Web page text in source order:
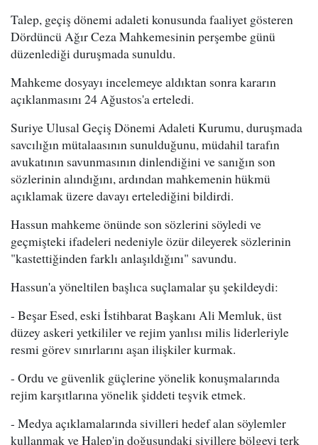
Talep, geçiş dönemi adaleti konusunda faaliyet gösteren
Dördüncü Ağır Ceza Mahkemesinin perşembe günü
düzenlediği duruşmada sunuldu.
Mahkeme dosyayı incelemeye aldıktan sonra kararın
açıklanmasını 24 Ağustos'a erteledi.
Suriye Ulusal Geçiş Dönemi Adaleti Kurumu, duruşmada
savcılığın mütalaasının sunulduğunu, müdahil tarafın
avukatının savunmasının dinlendiğini ve sanığın son
sözlerinin alındığını, ardından mahkemenin hükmü
açıklamak üzere davayı ertelediğini bildirdi.
Hassun mahkeme önünde son sözlerini söyledi ve
geçmişteki ifadeleri nedeniyle özür dileyerek sözlerinin
"kastettiğinden farklı anlaşıldığını" savundu.
Hassun'a yöneltilen başlıca suçlamalar şu şekildeydi:
- Beşar Esed, eski İstihbarat Başkanı Ali Memluk, üst
düzey askeri yetkililer ve rejim yanlısı milis liderleriyle
resmi görev sınırlarını aşan ilişkiler kurmak.
- Ordu ve güvenlik güçlerine yönelik konuşmalarında
rejim karşıtlarına yönelik şiddeti teşvik etmek.
- Medya açıklamalarında sivilleri hedef alan söylemler
kullanmak ve Halep'in doğusundaki sivillere bölgeyi terk